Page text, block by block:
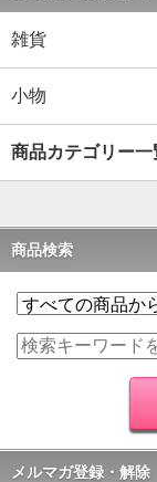
雑貨
小物
商品カテゴリー一
商品検索
メルマガ登録・解除